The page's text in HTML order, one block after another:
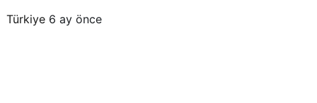
Türkiye 6 ay önce